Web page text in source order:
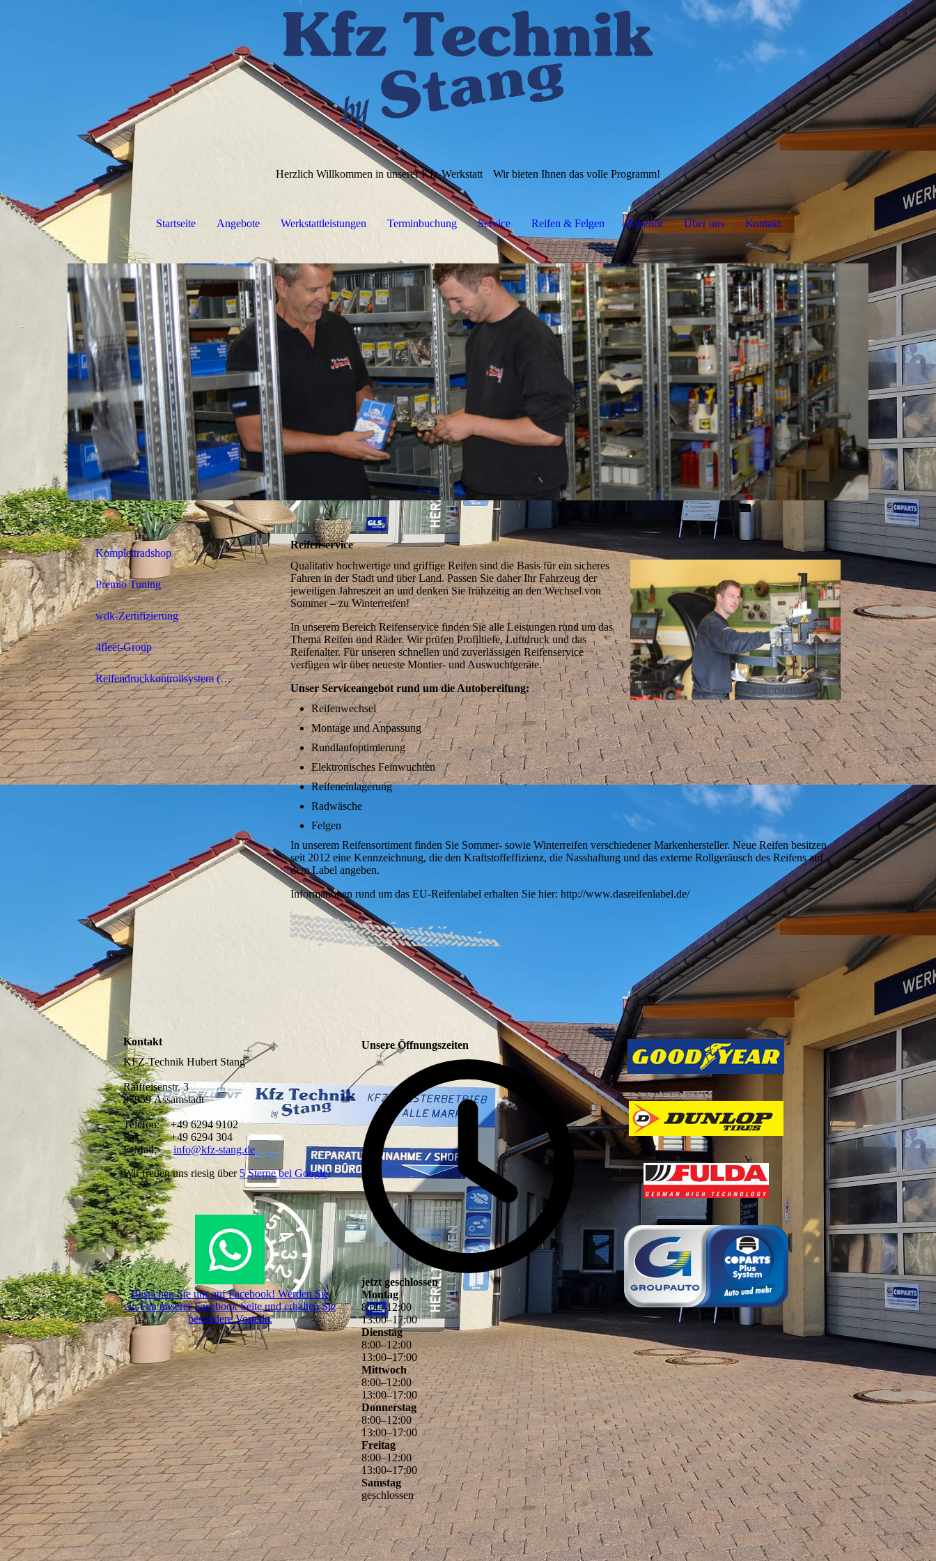
Herzlich Willkommen in unserer Kfz-Werkstatt Wir bieten Ihnen das volle Programm!
Startseite Angebote Werkstattleistungen Terminbuchung Service Reifen & Felgen Zubehör Über uns Kontakt
Komplettradshop
Premio Tuning
wdk-Zertifizierung
4fleet-Group
Reifendruckkontrollsystem (RDKS)
Reifenservice
Qualitativ hochwertige und griffige Reifen sind die Basis für ein sicheres
Fahren in der Stadt und über Land. Passen Sie daher Ihr Fahrzeug der
jeweiligen Jahreszeit an und denken Sie frühzeitig an den Wechsel von
Sommer – zu Winterreifen!
In unserem Bereich Reifenservice finden Sie alle Leistungen rund um das
Thema Reifen und Räder. Wir prüfen Profiltiefe, Luftdruck und das
Reifenalter. Für unseren schnellen und zuverlässigen Reifenservice
verfügen wir über neueste Montier- und Auswuchtgeräte.
Unser Serviceangebot rund um die Autobereifung:
Reifenwechsel
Montage und Anpassung
Rundlaufoptimierung
Elektronisches Feinwuchten
Reifeneinlagerung
Radwäsche
Felgen
In unserem Reifensortiment finden Sie Sommer- sowie Winterreifen verschiedener Markenhersteller. Neue Reifen besitzen
seit 2012 eine Kennzeichnung, die den Kraftstoffeffizienz, die Nasshaftung und das externe Rollgeräusch des Reifens auf
dem Label angeben.
Informationen rund um das EU-Reifenlabel erhalten Sie hier: http://www.dasreifenlabel.de/
Kontakt
KFZ-Technik Hubert Stang
Raiffeisenstr. 3
97959 Assamstadt
Telefon:+49 6294 9102
Fax:+49 6294 304
E-Mail:info@kfz-stang.de
Wir freuen uns riesig über 5 Sterne bei Google!
Besuchen Sie uns auf Facebook! Werden Sie
ein Fan unserer Facebook Seite und erhalten Sie
besondere Vorteile.
Unsere Öffnungszeiten
jetzt geschlossen
Montag
8:00–12:00
13:00–17:00
Dienstag
8:00–12:00
13:00–17:00
Mittwoch
8:00–12:00
13:00–17:00
Donnerstag
8:00–12:00
13:00–17:00
Freitag
8:00–12:00
13:00–17:00
Samstag
geschlossen